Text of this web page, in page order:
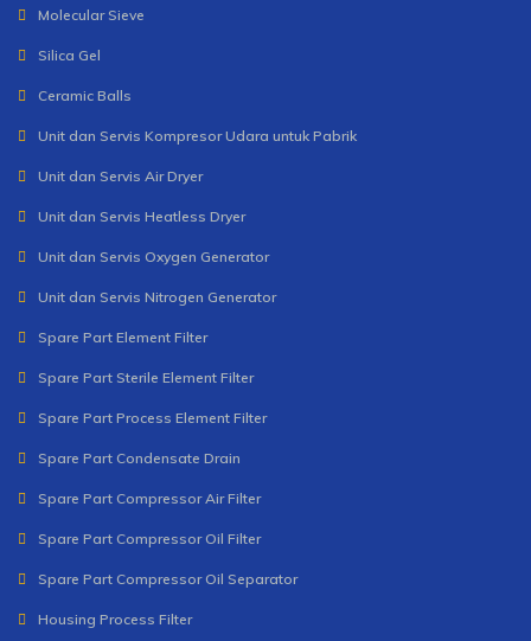
Molecular Sieve
Silica Gel
Ceramic Balls
Unit dan Servis Kompresor Udara untuk Pabrik
Unit dan Servis Air Dryer
Unit dan Servis Heatless Dryer
Unit dan Servis Oxygen Generator
Unit dan Servis Nitrogen Generator
Spare Part Element Filter
Spare Part Sterile Element Filter
Spare Part Process Element Filter
Spare Part Condensate Drain
Spare Part Compressor Air Filter
Spare Part Compressor Oil Filter
Spare Part Compressor Oil Separator
Housing Process Filter